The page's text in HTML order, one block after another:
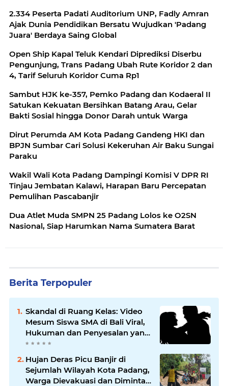
2.334 Peserta Padati Auditorium UNP, Fadly Amran
Ajak Dunia Pendidikan Bersatu Wujudkan 'Padang
Juara' Berdaya Saing Global
Open Ship Kapal Teluk Kendari Diprediksi Diserbu
Pengunjung, Trans Padang Ubah Rute Koridor 2 dan
4, Tarif Seluruh Koridor Cuma Rp1
Sambut HJK ke-357, Pemko Padang dan Kodaeral II
Satukan Kekuatan Bersihkan Batang Arau, Gelar
Bakti Sosial hingga Donor Darah untuk Warga
Dirut Perumda AM Kota Padang Gandeng HKI dan
BPJN Sumbar Cari Solusi Kekeruhan Air Baku Sungai
Paraku
Wakil Wali Kota Padang Dampingi Komisi V DPR RI
Tinjau Jembatan Kalawi, Harapan Baru Percepatan
Pemulihan Pascabanjir
Dua Atlet Muda SMPN 25 Padang Lolos ke O2SN
Nasional, Siap Harumkan Nama Sumatera Barat
Berita Terpopuler
Skandal di Ruang Kelas: Video
Mesum Siswa SMA di Bali Viral,
Hukuman dan Penyesalan yang
Mengikuti
Hujan Deras Picu Banjir di
Sejumlah Wilayah Kota Padang,
Warga Dievakuasi dan Diminta